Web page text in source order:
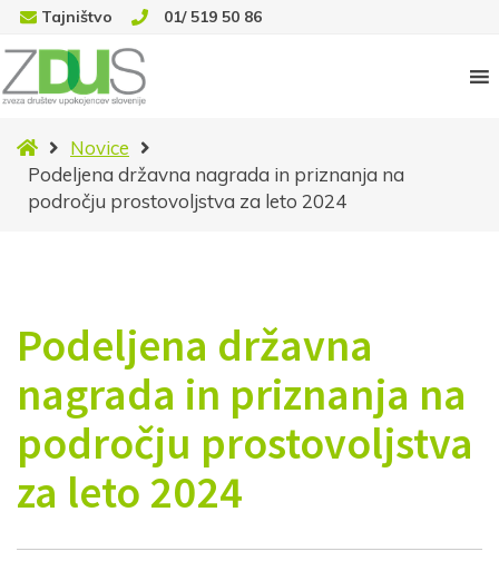
Tajništvo 01/ 519 50 86
DomovNovice
Podeljena državna nagrada in priznanja na
področju prostovoljstva za leto 2024
Podeljena državna
nagrada in priznanja na
področju prostovoljstva
za leto 2024